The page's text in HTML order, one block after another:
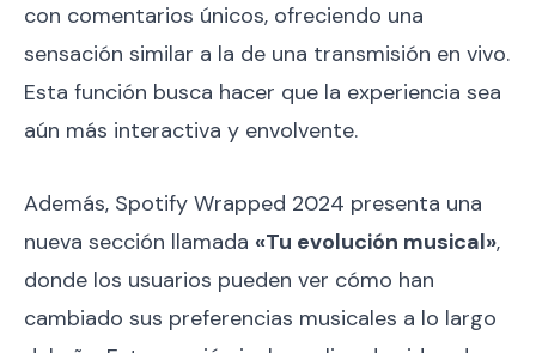
con comentarios únicos, ofreciendo una
sensación similar a la de una transmisión en vivo.
Esta función busca hacer que la experiencia sea
aún más interactiva y envolvente.
Además, Spotify Wrapped 2024 presenta una
nueva sección llamada «Tu evolución musical»,
donde los usuarios pueden ver cómo han
cambiado sus preferencias musicales a lo largo